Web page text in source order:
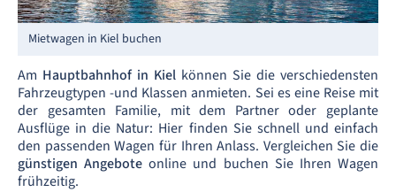
Mietwagen in Kiel buchen
Am Hauptbahnhof in Kiel können Sie die verschiedensten
Fahrzeugtypen -und Klassen anmieten. Sei es eine Reise mit
der gesamten Familie, mit dem Partner oder geplante
Ausflüge in die Natur: Hier finden Sie schnell und einfach
den passenden Wagen für Ihren Anlass. Vergleichen Sie die
günstigen Angebote online und buchen Sie Ihren Wagen
frühzeitig.